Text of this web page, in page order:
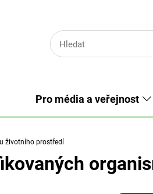
Pro média a veřejnost
životního prostředí